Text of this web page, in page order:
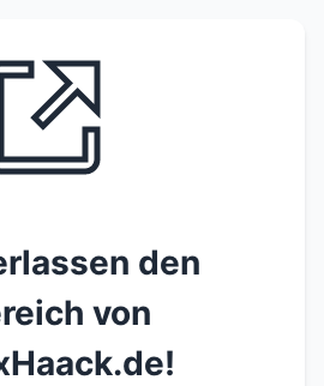
den
von